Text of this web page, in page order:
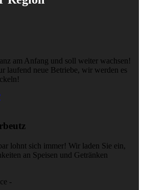
am Anfang und soll weiter wachsen!
laufend neue Betriebe, wir werden es
lohnt sich immer! Wir laden Sie ein,
an Speisen und Getränken
-